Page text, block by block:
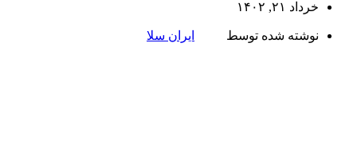
خرداد ۲۱, ۱۴۰۲
نوشته شده توسط ایران سلا